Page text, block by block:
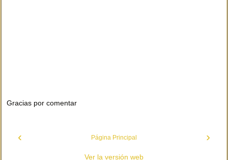
Gracias por comentar
‹ ›
Página Principal
Ver la versión web